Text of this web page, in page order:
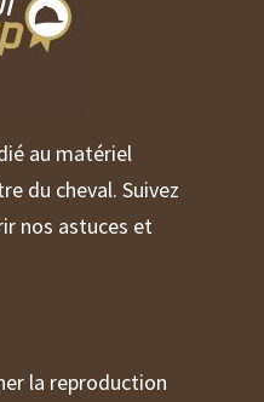
au matériel
du cheval. Suivez
nos astuces et
la reproduction